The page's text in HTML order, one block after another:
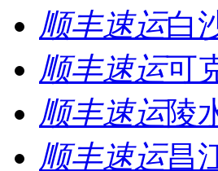
顺丰速运白
顺丰速运可
顺丰速运陵
顺丰速运昌